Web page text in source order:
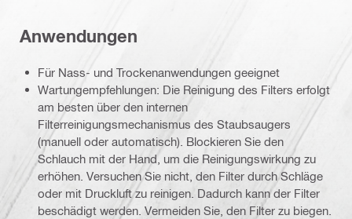
Anwendungen
Für Nass- und Trockenanwendungen geeignet
Wartungempfehlungen: Die Reinigung des Filters erfolgt
am besten über den internen
Filterreinigungsmechanismus des Staubsaugers
(manuell oder automatisch). Blockieren Sie den
Schlauch mit der Hand, um die Reinigungswirkung zu
erhöhen. Versuchen Sie nicht, den Filter durch Schläge
oder mit Druckluft zu reinigen. Dadurch kann der Filter
beschädigt werden. Vermeiden Sie, den Filter zu biegen.